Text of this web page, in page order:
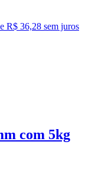
R$ 36,28 sem juros
com 5kg